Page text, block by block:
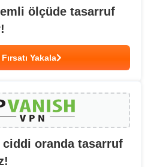
ölçüde tasarruf
Fırsatı Yakala
oranda tasarruf